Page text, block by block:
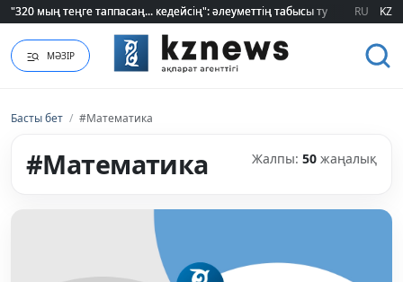
Қайрат Боранбаев лауазымды қызметке тағайындалды
RU KZ
МӘЗІР
Басты бет / #Математика
#Математика Жалпы: 50 жаңалық